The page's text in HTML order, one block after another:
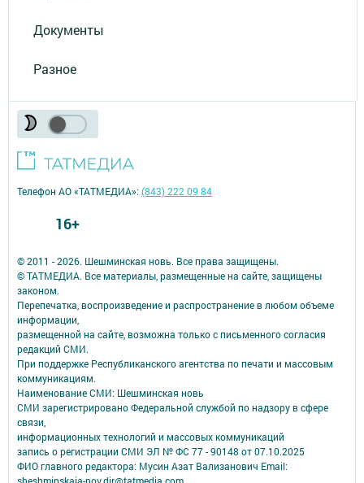
Документы
Разное
© 2011 - 2026. Шешминская новь. Все права защищены.
© ТАТМЕДИА. Все материалы, размещенные на сайте, защищены
законом.
Перепечатка, воспроизведение и распространение в любом объеме
информации,
размещенной на сайте, возможна только с письменного согласия
редакций СМИ.
При поддержке Республиканского агентства по печати и массовым
коммуникациям.
Наименование СМИ: Шешминская новь
СМИ зарегистрировано Федеральной службой по надзору в сфере
связи,
информационных технологий и массовых коммуникаций
запись о регистрации СМИ ЭЛ № ФС 77 - 90148 от 07.10.2025
ФИО главного редактора: Мусин Азат Вализанович Email:
sheshminskaja-nov.dir@tatmedia.com
Телефон АО «ТАТМЕДИА»:(843) 222 09 84
16+